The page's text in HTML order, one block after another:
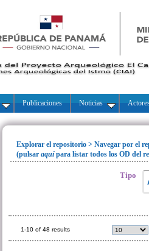
Publicaciones Noticias
Explorar el repositorio > Navegar por el
(pulsar aquípara listar todos los OD del
Tipo
1-10 of 48 results